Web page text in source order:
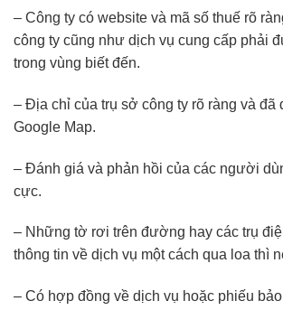
– Công ty có website và mã số thuế rõ
công ty cũng như dịch vụ cung cấp phải
trong vùng biết đến.
– Địa chỉ của trụ sở công ty rõ ràng và đã
Google Map.
– Đánh giá và phản hồi của các người
cực.
– Những tờ rơi trên đường hay các trụ
thông tin về dịch vụ một cách qua loa thì
– Có hợp đồng về dịch vụ hoặc phiếu